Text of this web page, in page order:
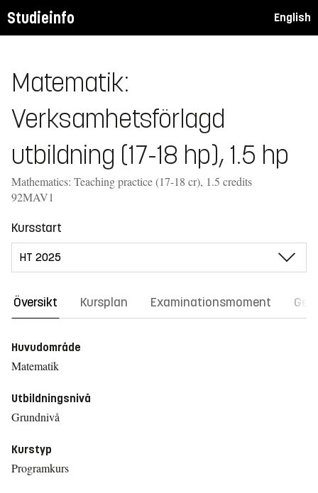
Studieinfo English
Matematik:
Verksamhetsförlagd
utbildning (17-18 hp), 1.5 hp
Mathematics: Teaching practice (17-18 cr), 1.5 credits
92MAV1
Kursstart
Översikt Kursplan Examinationsmoment
Huvudområde
Matematik
Utbildningsnivå
Grundnivå
Kurstyp
Programkurs